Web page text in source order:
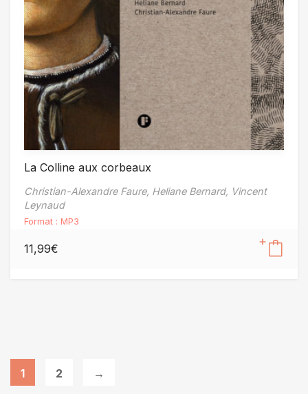
La Colline aux corbeaux
Christian-Alexandre Faure, Heliane Bernard, Vincent
Leynaud
Format : MP3
11,99€
1 2 →